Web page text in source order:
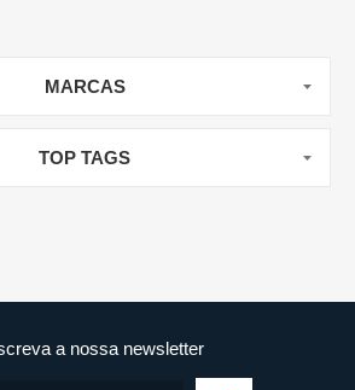
MARCAS
TOP TAGS
a nossa newsletter